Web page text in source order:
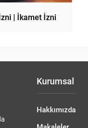
| İkamet İzni
Kurumsal
Hakkımızda